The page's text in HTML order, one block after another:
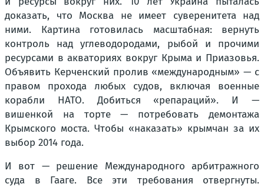
доказать, что Москва не имеет суверенитета над
ними. Картина готовилась масштабная: вернуть
контроль над углеводородами, рыбой и прочими
ресурсами в акваториях вокруг Крыма и Приазовья.
Объявить Керченский пролив «международным» — с
правом прохода любых судов, включая военные
корабли НАТО. Добиться «репараций». И —
вишенкой на торте — потребовать демонтажа
Крымского моста. Чтобы «наказать» крымчан за их
выбор 2014 года.
И вот — решение Международного арбитражного
суда в Гааге. Все эти требования отвергнуты.